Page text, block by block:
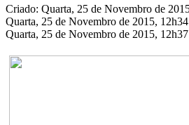
Criado: Quarta, 25 de Novembro de
Quarta, 25 de Novembro de 2015, 12h34
Quarta, 25 de Novembro de 2015, 12h37